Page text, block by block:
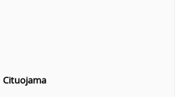
Cituojama